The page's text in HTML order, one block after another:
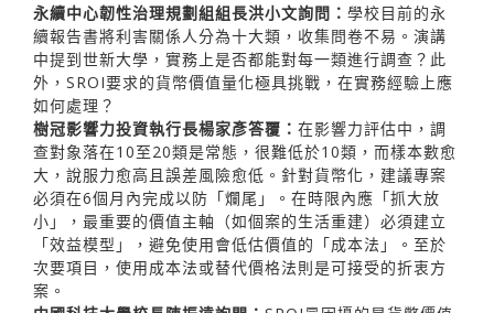
永續中心韌性治理規劃組組長洪小文詢問： 學校目前的永
續報告書將利害關係人分為十大類，收集問卷不易。演講
中提到世新大學，實務上是否都能對每一類進行調查？此
外，SROI要求的貨幣價值量化極具挑戰，在實務經驗上應
如何處理？
樹冠影響力投資執行長楊家彥答覆： 在影響力評估中，調
查對象落在10至20類是常態，很難低於10類，而樣本數愈
大，說服力愈高且誤差風險愈低。針對貨幣化，建議專案
必須在6個月內完成以防「爛尾」。在時限內應「抓大放
小」，最重要的價值主軸（如個案的生活重建）必須建立
「效益模型」，避免使用會低估價值的「成本法」。至於
次要項目，使用成本法或替代價格法則是可接受的折衷方
案。